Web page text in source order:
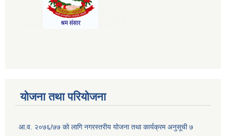
योजना तथा परियोजना
आ.व. २०७६/७७ को लागि नगरस्तरीय योजना तथा कार्यक्रम अनुसूची ७